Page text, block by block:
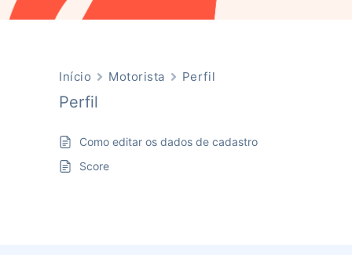
Início Motorista Perfil
Perfil
Como editar os dados de cadastro
Score